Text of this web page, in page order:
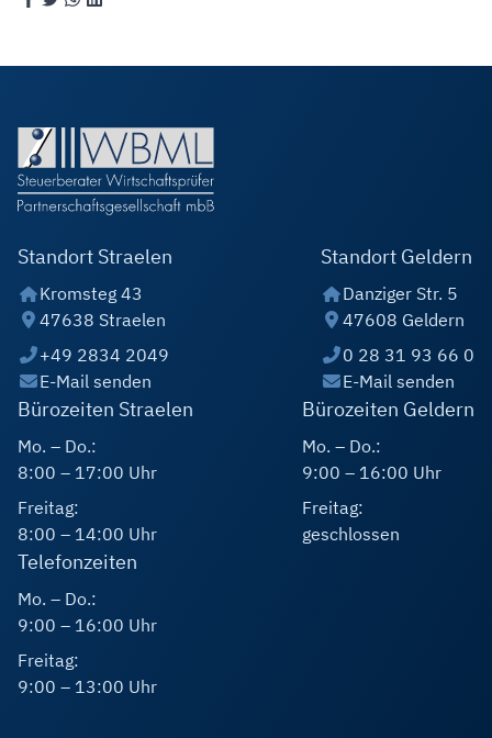
Standort Straelen
Kromsteg 43
47638 Straelen
+49 2834 2049
E-Mail senden
Standort Geldern
Danziger Str. 5
47608 Geldern
0 28 31 93 66 0
E-Mail senden
Bürozeiten Straelen
Mo. – Do.:
8:00 – 17:00 Uhr
Freitag:
8:00 – 14:00 Uhr
Bürozeiten Geldern
Mo. – Do.:
9:00 – 16:00 Uhr
Freitag:
geschlossen
Telefonzeiten
Mo. – Do.:
9:00 – 16:00 Uhr
Freitag:
9:00 – 13:00 Uhr